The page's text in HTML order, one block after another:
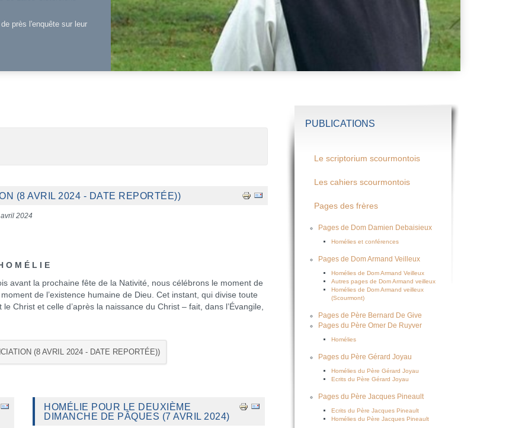
près l'enquête sur leur
(8 AVRIL 2024 - DATE REPORTÉE))
2024
H O M É L I E
la prochaine fête de la Nativité, nous célébrons le moment de
de l’existence humaine de Dieu. Cet instant, qui divise toute
Christ et celle d’après la naissance du Christ – fait, dans l’Évangile,
(8 AVRIL 2024 - DATE REPORTÉE))
HOMÉLIE POUR LE DEUXIÈME
DIMANCHE DE PÂQUES (7 AVRIL 2024)
PUBLICATIONS
Le scriptorium scourmontois
Les cahiers scourmontois
Pages des frères
Pages de Dom Damien Debaisieux
Homélies et conférences
Pages de Dom Armand Veilleux
Homélies de Dom Armand Veilleux
Autres pages de Dom Armand veilleux
Homélies de Dom Armand veilleux
(Scourmont)
Pages de Père Bernard De Give
Pages du Père Omer De Ruyver
Homélies
Pages du Père Gérard Joyau
Homélies du Père Gérard Joyau
Ecrits du Père Gérard Joyau
Pages du Père Jacques Pineault
Ecrits du Père Jacques Pineault
Homélies du Père Jacques Pineault